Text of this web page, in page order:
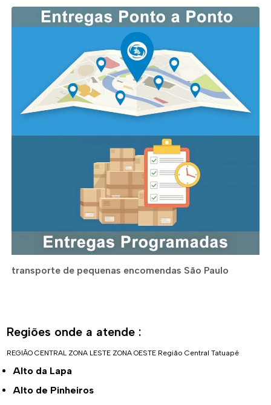
transporte de pequenas encomendas São Paulo
Regiões onde a atende :
REGIÃO CENTRAL ZONA LESTE ZONA OESTE Região Central Tatuapé
Alto da Lapa
Alto de Pinheiros